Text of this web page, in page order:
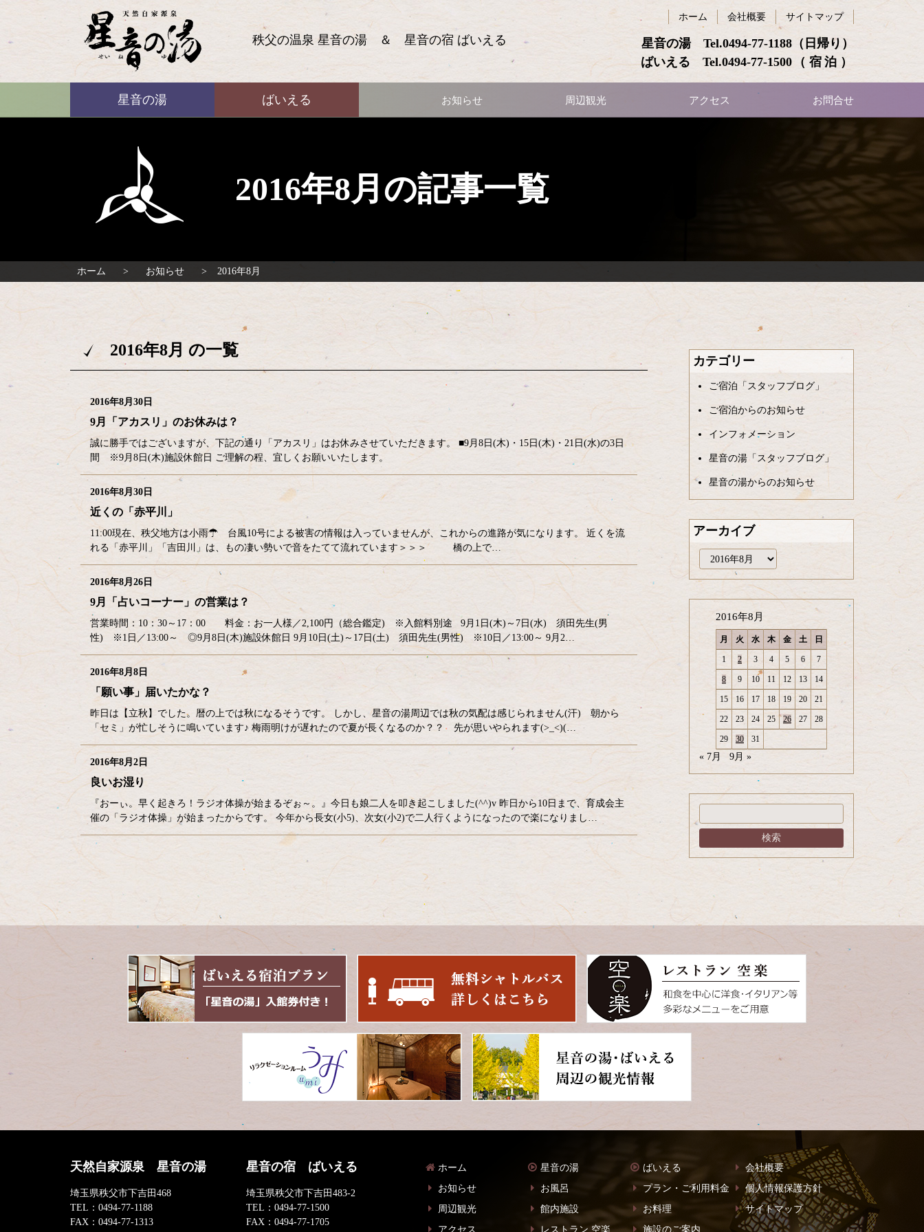
ばいえる
秩父の温泉 星音の湯 ＆ 星音の宿 ばいえる 星音の湯 Tel.0494-77-1188 （日帰り）
ばいえる Tel.0494-77-1500 （宿泊）
ホーム 会社概要 サイトマップ
星音の湯 ばいえる お知らせ 周辺観光 アクセス お問合せ
2016年8月の記事一覧
ホーム お知らせ 2016年8月
カテゴリー
ご宿泊「スタッフブログ」
ご宿泊からのお知らせ
インフォメーション
星音の湯「スタッフブログ」
星音の湯からのお知らせ
アーカイブ
ー
カ
イ
2016年8月
月 火 水 木 金 土 日
1 2 3 4 5 6 7
8 9 10 11 12 13 14
15 16 17 18 19 20 21
22 23 24 25 26 27 28
29 30 31
« 7月 9月 »
2016年8月 の一覧
2016年8月30日
9月「アカスリ」のお休みは？
誠に勝手ではございますが、下記の通り「アカスリ」はお休みさせていただきます。 ■9月8日(木)・15日(木)・21日(水)の3日
間 ※9月8日(木)施設休館日 ご理解の程、宜しくお願いいたします。
2016年8月30日
近くの「赤平川」
11:00現在、秩父地方は小雨☂ 台風10号による被害の情報は入っていませんが、これからの進路が気になります。 近くを流
れる「赤平川」「吉田川」は、もの凄い勢いで音をたてて流れています＞＞＞ 橋の上で…
2016年8月26日
9月「占いコーナー」の営業は？
営業時間：10：30～17：00 料金：お一人様／2,100円（総合鑑定) ※入館料別途 9月1日(木)～7日(水) 須田先生(男
性) ※1日／13:00～ ◎9月8日(木)施設休館日 9月10日(土)～17日(土) 須田先生(男性) ※10日／13:00～ 9月2…
2016年8月8日
「願い事」届いたかな？
昨日は【立秋】でした。暦の上では秋になるそうです。 しかし、星音の湯周辺では秋の気配は感じられません(汗) 朝から
「セミ」が忙しそうに鳴いています♪ 梅雨明けが遅れたので夏が長くなるのか？？ 先が思いやられます(>_<)(…
2016年8月2日
良いお湿り
『おーぃ。早く起きろ！ラジオ体操が始まるぞぉ～。』今日も娘二人を叩き起こしました(^^)v 昨日から10日まで、育成会主
催の「ラジオ体操」が始まったからです。 今年から長女(小5)、次女(小2)で二人行くようになったので楽になりまし…
ン
ツ
の
先
天然自家源泉 星音の湯
埼玉県秩父市下吉田468
TEL： 0494-77-1188
FAX： 0494-77-1313
星音の宿 ばいえる
埼玉県秩父市下吉田483-2
TEL：0494-77-1500
FAX：0494-77-1705
ホーム
お知らせ
周辺観光
アクセス
星音の湯
お風呂
館内施設
レストラン 空楽
ばいえる
プラン・ご利用料金
お料理
施設のご案内
会社概要
個人情報保護方針
サイトマップ